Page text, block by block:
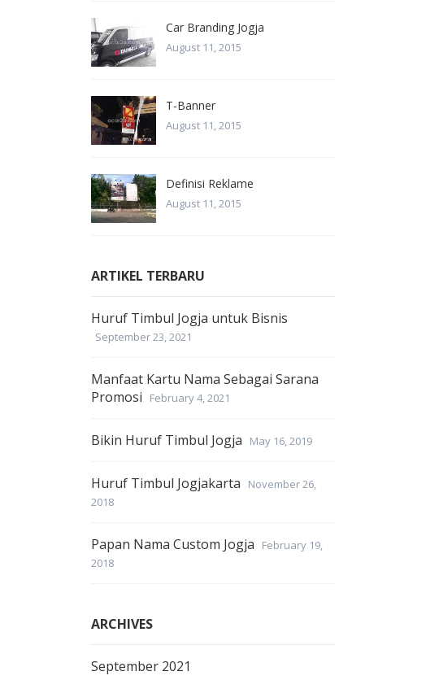
Car Branding Jogja
August 11, 2015
T-Banner
August 11, 2015
Definisi Reklame
August 11, 2015
ARTIKEL TERBARU
Huruf Timbul Jogja untuk Bisnis
September 23, 2021
Manfaat Kartu Nama Sebagai Sarana
Promosi
February 4, 2021
Bikin Huruf Timbul Jogja May 16, 2019
Huruf Timbul Jogjakarta
November 26,
2018
Papan Nama Custom Jogja
February 19,
2018
ARCHIVES
September 2021